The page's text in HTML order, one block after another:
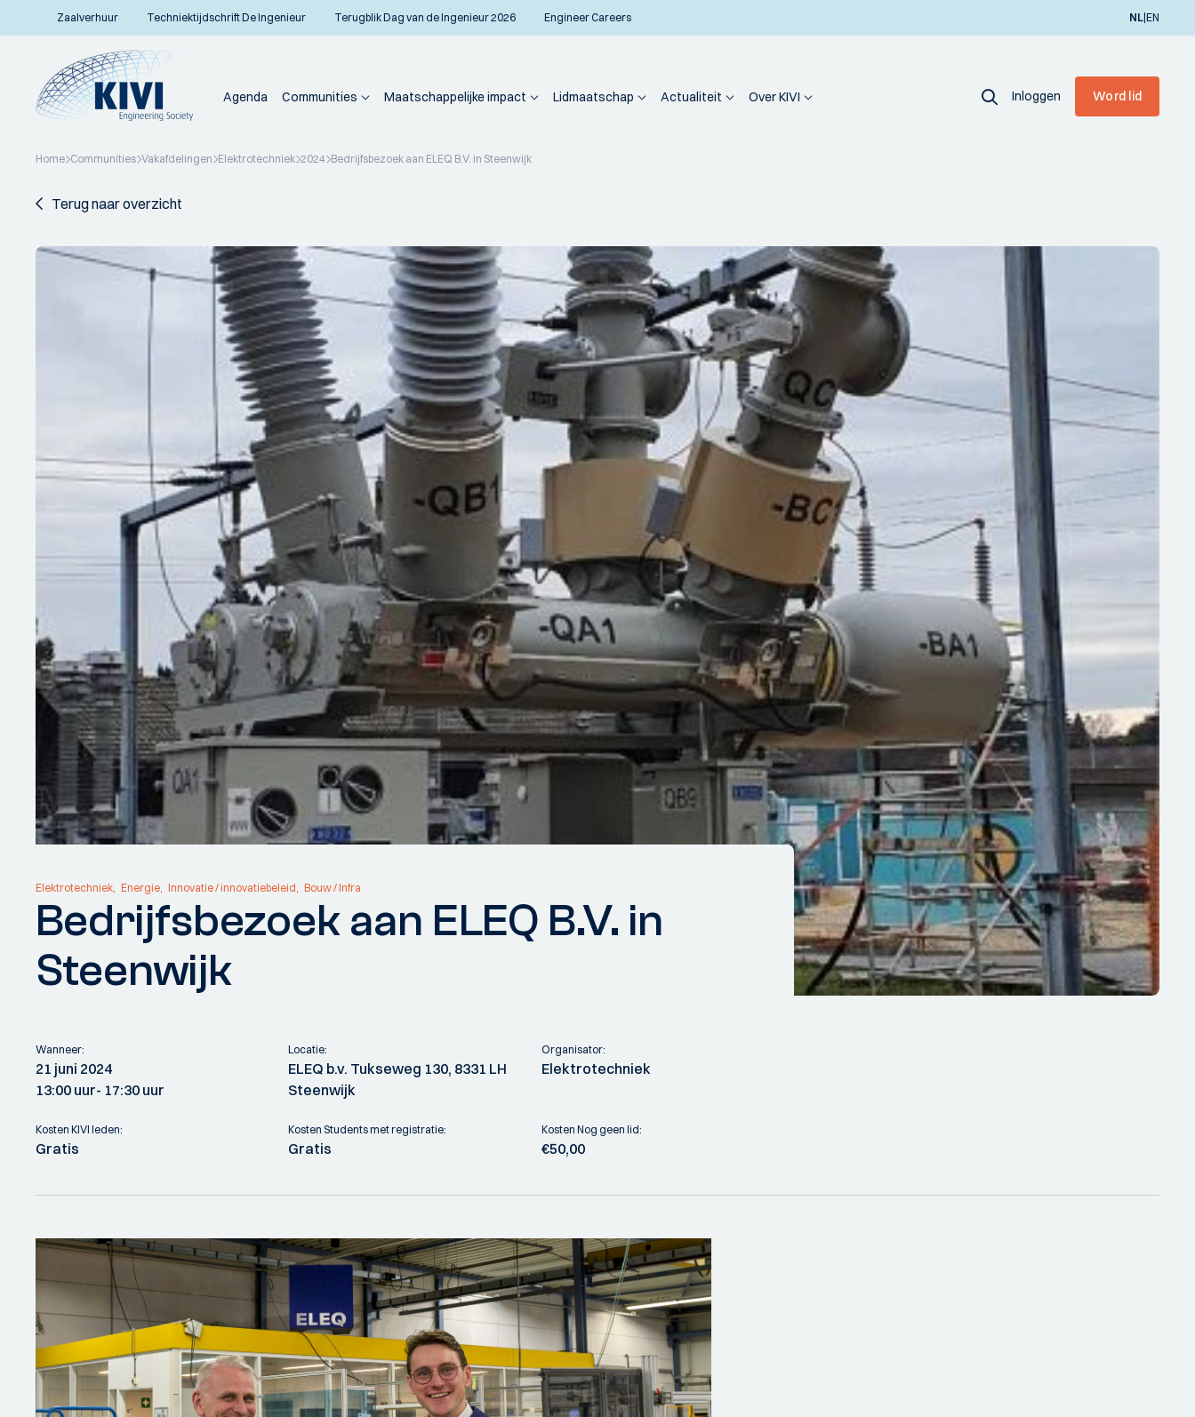
Zaalverhuur Techniektijdschrift De Ingenieur Terugblik Dag van de Ingenieur 2026 Engineer Careers NL|EN
Agenda Communities Maatschappelijke impact Lidmaatschap Actualiteit Over KIVI Inloggen Word lid
Home Communities Vakafdelingen Elektrotechniek 2024 Bedrijfsbezoek aan ELEQ B.V. in Steenwijk
Terug naar overzicht
Elektrotechniek Energie Innovatie / innovatiebeleid Bouw / Infra
Bedrijfsbezoek aan ELEQ B.V. in
Steenwijk
Wanneer:
21 juni 2024
13:00 uur- 17:30 uur
Locatie:
ELEQ b.v. Tukseweg 130, 8331 LH
Steenwijk
Organisator:
Elektrotechniek
Kosten KIVI leden:
Gratis
Kosten Students met registratie:
Gratis
Kosten Nog geen lid:
€50,00